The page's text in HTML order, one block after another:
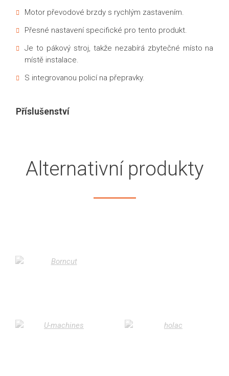
Motor převodové brzdy s rychlým zastavením.
Přesné nastavení specifické pro tento produkt.
Je to pákový stroj, takže nezabírá zbytečné místo na
místě instalace.
S integrovanou policí na přepravky.
Příslušenství
Alternativní produkty